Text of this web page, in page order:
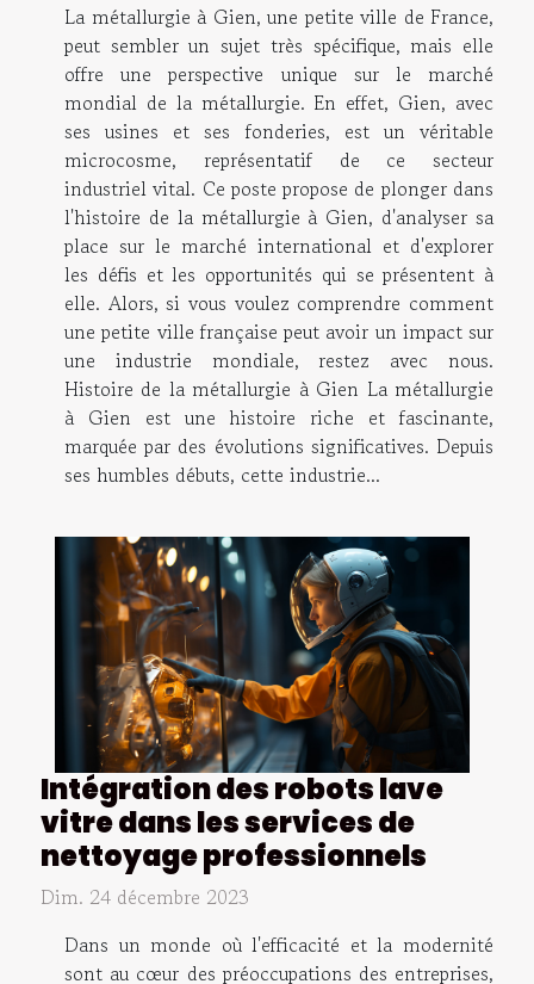
La métallurgie à Gien, une petite ville de France,
peut sembler un sujet très spécifique, mais elle
offre une perspective unique sur le marché
mondial de la métallurgie. En effet, Gien, avec
ses usines et ses fonderies, est un véritable
microcosme, représentatif de ce secteur
industriel vital. Ce poste propose de plonger dans
l'histoire de la métallurgie à Gien, d'analyser sa
place sur le marché international et d'explorer
les défis et les opportunités qui se présentent à
elle. Alors, si vous voulez comprendre comment
une petite ville française peut avoir un impact sur
une industrie mondiale, restez avec nous.
Histoire de la métallurgie à Gien La métallurgie
à Gien est une histoire riche et fascinante,
marquée par des évolutions significatives. Depuis
ses humbles débuts, cette industrie...
Intégration des robots lave
vitre dans les services de
nettoyage professionnels
Dim. 24 décembre 2023
Dans un monde où l'efficacité et la modernité
sont au cœur des préoccupations des entreprises,